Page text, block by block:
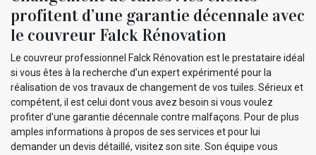
profitent d’une garantie décennale avec
le couvreur Falck Rénovation
Le couvreur professionnel Falck Rénovation est le prestataire idéal
si vous êtes à la recherche d’un expert expérimenté pour la
réalisation de vos travaux de changement de vos tuiles. Sérieux et
compétent, il est celui dont vous avez besoin si vous voulez
profiter d’une garantie décennale contre malfaçons. Pour de plus
amples informations à propos de ses services et pour lui
demander un devis détaillé, visitez son site. Son équipe vous